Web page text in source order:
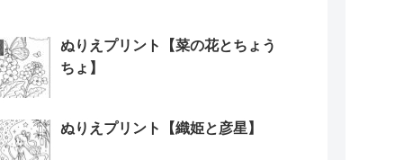
ぬりえプリント【菜の花とちょう
ちょ】
ぬりえプリント【織姫と彦星】